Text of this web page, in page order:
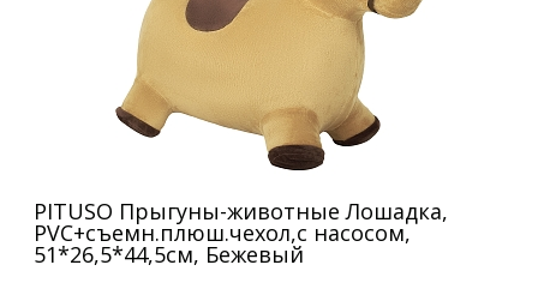
PITUSO Прыгуны-животные Лошадка,
PVC+съемн.плюш.чехол,с насосом,
51*26,5*44,5см, Бежевый